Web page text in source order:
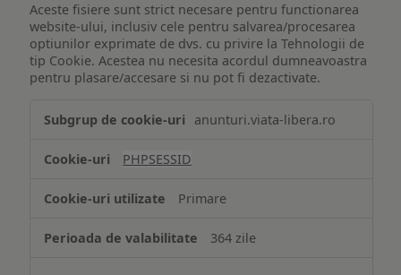
Aceste fisiere sunt strict necesare pentru functionarea
website-ului, inclusiv cele pentru salvarea/procesarea
optiunilor exprimate de dvs. cu privire la Tehnologii de
tip Cookie. Acestea nu necesita acordul dumneavoastra
pentru plasare/accesare si nu pot fi dezactivate.
de
Cookie
necesare
anunturi.viata-libera.ro
PHPSESSID
Primare
364 zile